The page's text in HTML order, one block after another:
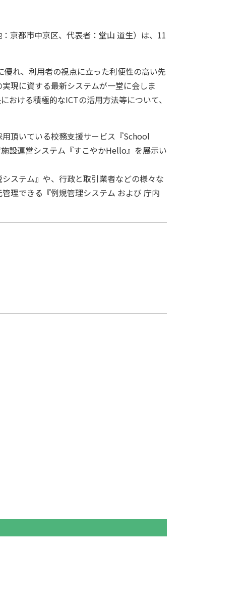
京都市中京区、代表者：堂山 道生）は、11
れ、利用者の視点に立った利便性の高い先
現に資する最新システムが一堂に会しま
おける積極的なICTの活用方法等について、
頂いている校務支援サービス『School
設運営システム『すこやかHello』を展示い
ステム』や、行政と取引業者などの様々な
理できる『例規管理システム および 庁内